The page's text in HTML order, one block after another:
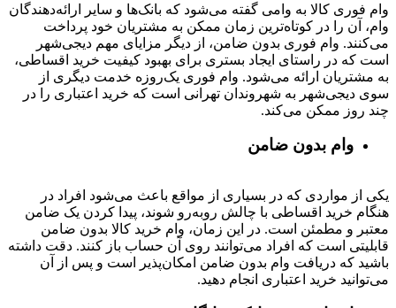
وام فوری کالا به وامی گفته می‌شود که بانک‌ها و سایر ارائه‌دهندگان
وام، آن را در کوتاه‌ترین زمان ممکن به مشتریان خود پرداخت
می‌کنند. وام فوری بدون ضامن، از دیگر مزایای مهم دیجی‌شهر
است که در راستای ایجاد بستری برای بهبود کیفیت خرید اقساطی،
به مشتریان ارائه می‌شود. وام فوری یک‌روزه خدمت دیگری از
سوی دیجی‌شهر به شهروندان تهرانی است که خرید اعتباری را در
چند روز ممکن می‌کند.
وام بدون ضامن
یکی از مواردی که در بسیاری از مواقع باعث می‌شود افراد در
هنگام خرید اقساطی با چالش روبه‌رو شوند، پیدا کردن یک ضامن
معتبر و مطمئن است. در این زمان، وام خرید کالا بدون ضامن
قابلیتی است که افراد می‌توانند روی آن حساب باز کنند. دقت داشته
باشید که دریافت وام بدون ضامن امکان‌پذیر است و پس از آن
می‌توانید خرید اعتباری انجام دهید.